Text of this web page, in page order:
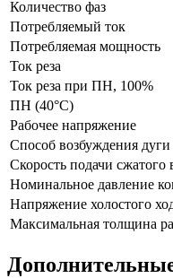
Количество фаз
Потребляемый ток
Потребляемая мощность
Ток реза
Ток реза при ПН, 100%
ПН (40°C)
Рабочее напряжение
Способ возбуждения
Скорость подачи сжатого
Номинальное давление
Напряжение холостого
Максимальная толщина